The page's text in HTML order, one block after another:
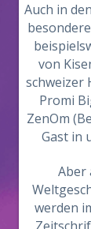
Auch in
von
schweizer
Promi
ZenOm
Gast in
Aber
werden